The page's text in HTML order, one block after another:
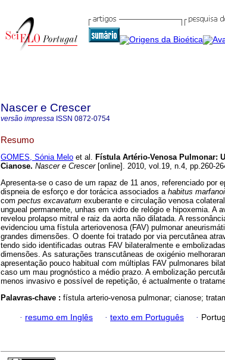
Nascer e Crescer
versão impressa ISSN 0872-0754
Resumo
GOMES, Sónia Melo et al. Fístula Artério-Venosa Pulmonar:
Cianose. Nascer e Crescer[online]. 2010, vol.19, n.4, pp.260-
Apresenta-se o caso de um rapaz de 11 anos, referenciado por
dispneia de esforço e dor torácica associados a habitus
com pectus ex­cavatum exuberante e circulação venosa
ungueal permanente, unhas em vidro de relógio e hipoxemia. A
revelou prolapso mitral e raiz da aorta não dilatada. A
evidenciou uma fístula arteriovenosa (FAV) pulmonar
grandes dimensões. O doente foi tratado por via percutânea
tendo sido identificadas outras FAV bilateralmente e
dimensões. As saturações transcutâneas de oxigénio
apresentação pouco habitual com múltiplas FAV pulmonares
caso um mau prognóstico a médio prazo. A embolização
menos invasivo e possível de repetição, é actualmente o
Palavras-chave : fístula arterio-venosa pulmonar; cianose;
· resumo em Inglês · texto em Português ·